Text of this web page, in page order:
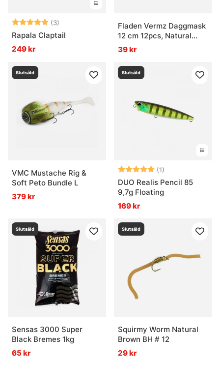
Betyg: (3)
5.0 utav 5 stjärnor
Rapala Claptail
249 kr
Fladen Vermz Daggmask
12 cm 12pcs, Natural
Brown
39 kr
Slutsåld
VMC Mustache Rig &
Soft Peto Bundle L
379 kr
Slutsåld
Betyg: (1)
DUO Realis Pencil 85
9,7g Floating
169 kr
Slutsåld
Sensas 3000 Super
Black Bremes 1kg
65 kr
Slutsåld
Squirmy Worm Natural
Brown BH # 12
29 kr